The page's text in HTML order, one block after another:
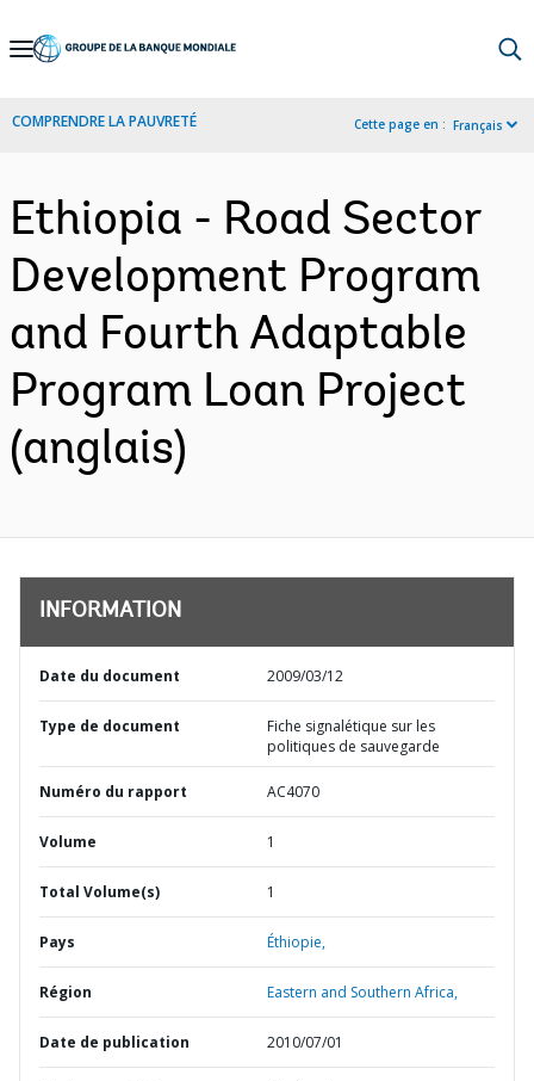
Skip
Navigation
COMPRENDRE LA PAUVRETÉ Cette page en : Français
Ethiopia - Road Sector
Development Program
and Fourth Adaptable
Program Loan Project
(anglais)
INFORMATION
Date du document 2009/03/12
Type de document
Fiche signalétique sur les
politiques de sauvegarde
Numéro du rapport AC4070
Volume 1
Total Volume(s) 1
Pays Éthiopie,
Région Eastern and Southern Africa,
Date de publication 2010/07/01